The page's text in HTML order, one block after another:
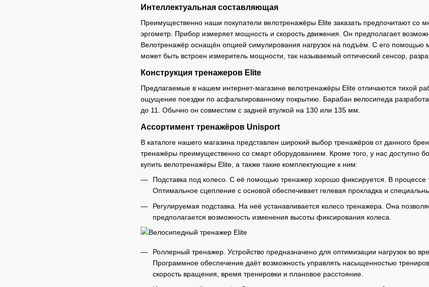
Интеллектуальная составляющая
Преимущественно наши покупатели велотренажёры Elite заказать предпочитают со
эргометр. Прибор измеряет мощность и скорость движения. Он предполагает
Велотренажёр оснащён опцией симулирования нагрузок на подъём. С его помощью
может быть встроен измеритель мощности, так называемый оптический сенсор,
Конструкция тренажеров Elite
Предлагаемые в нашем интернет-магазине велотренажёры Elite отличаются тихой
ощущение поездки по асфальтированному покрытию. Барабан велосипеда
до 11. Обычно он совместим с задней втулкой на 130 или 135 мм.
Ассортимент тренажёров Unisport
В каталоге нашего магазина представлен широкий выбор тренажёров от данного
тренажёры преимущественно со смарт оборудованием. Кроме того, у нас доступно
купить велотренажёры Elite, а также такие комплектующие к ним:
Подставка под колесо. С её помощью тренажер хорошо фиксируется. В процессе
Оптимальное сцепление с основой обеспечивает гелевая прокладка и
Регулируемая подставка. На неё устанавливается колесо тренажера. Она
предполагается возможность изменения высоты фиксирования колеса.
Роллерный тренажер. Устройство предназначено для оптимизации нагрузок во
Программное обеспечение даёт возможность управлять насыщенностью
скорость вращения, время тренировки и плановое расстояние.